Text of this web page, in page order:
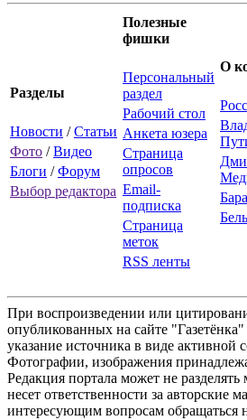
Разделы
Новости /Статьи
Фото /Видео
Блоги /Форум
Выбор редактора
Полезные
фишки
Персональный
раздел
Рабочий стол
Анкета юзера
Страница
опросов
Email-
подписка
Страница
меток
RSS ленты
О
При воспроизведении или
опубликованных на сайте "Газетёнка"
указание источника в виде активной
Фотографии, изображения
Редакция портала может не
несет ответственности за авторские
интересующим вопросам обращаться